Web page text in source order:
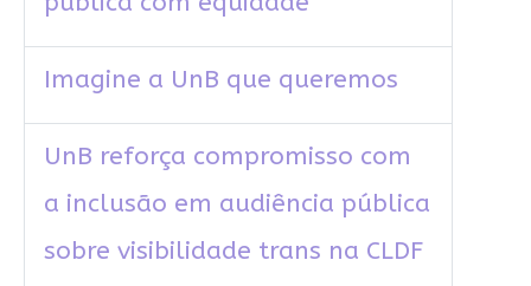
Imagine a UnB que queremos
UnB reforça compromisso com
a inclusão em audiência pública
sobre visibilidade trans na CLDF